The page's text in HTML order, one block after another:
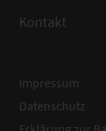
Kontakt
Impressum
Datenschutz